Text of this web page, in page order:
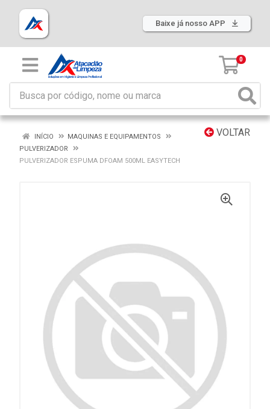
Baixe já nosso APP
0
VOLTAR
INÍCIO
MAQUINAS E EQUIPAMENTOS
PULVERIZADOR
PULVERIZADOR ESPUMA DFOAM 500ML EASYTECH